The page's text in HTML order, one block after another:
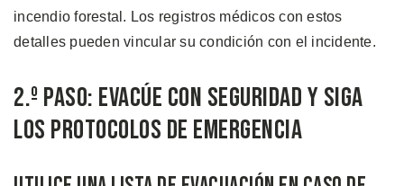
incendio forestal. Los registros médicos con estos
detalles pueden vincular su condición con el incidente.
2.º Paso: Evacúe con Seguridad y Siga
los Protocolos de Emergencia